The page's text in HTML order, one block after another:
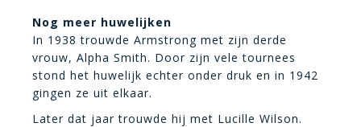
Nog meer huwelijken
In 1938 trouwde Armstrong met zijn derde
vrouw, Alpha Smith. Door zijn vele tournees
stond het huwelijk echter onder druk en in 1942
gingen ze uit elkaar.
Later dat jaar trouwde hij met Lucille Wilson.